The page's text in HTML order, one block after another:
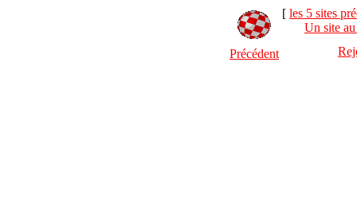
Précédent
[ les 5 sites
Un site